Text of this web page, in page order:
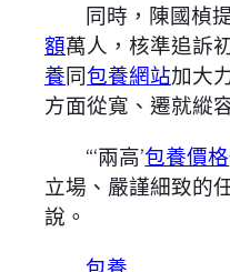
同時，陳國楨
額萬人，核準追訴
養同包養網站加大
方面從寬、遷就縱
“‘兩高’包養價格
立場、嚴謹細致的
說。